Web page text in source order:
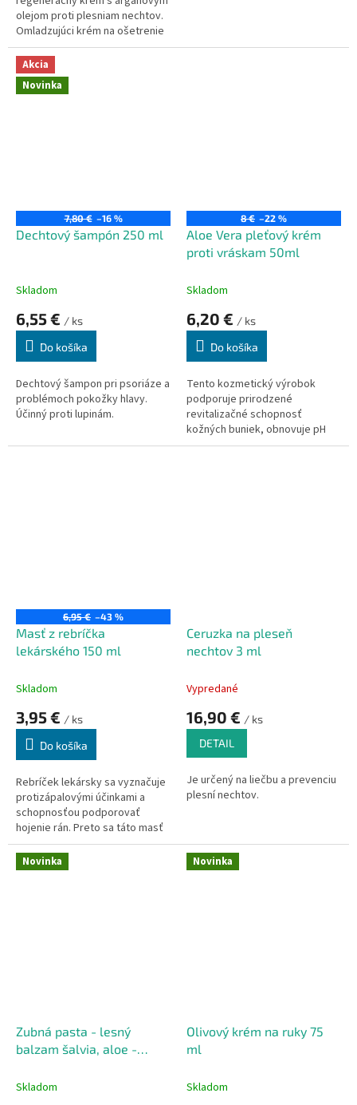
olejom proti plesniam nechtov.
Omladzujúci krém na ošetrenie
suchej a popraskanej pokožky
rúk. Arganový olej je bohatý na
nenasýtené mastné kyseliny,
vitamíny E, A a F.
Akcia
Novinka
7,80 € –16 %
Dechtový šampón 250 ml
Skladom
6,55 € / ks
Do košíka
Dechtový šampon pri psoriáze a
problémoch pokožky hlavy.
Účinný proti lupinám.
8 € –22 %
Aloe Vera pleťový krém
proti vráskam 50ml
Skladom
6,20 € / ks
Do košíka
Tento kozmetický výrobok
podporuje prirodzené
revitalizačné schopnosť
kožných buniek, obnovuje pH
rovnováhu pokožky. Po použití
6,95 € –43 %
Masť z rebríčka
lekárského 150 ml
Skladom
3,95 € / ks
Do košíka
Rebríček lekársky sa vyznačuje
protizápalovými účinkami a
schopnosťou podporovať
hojenie rán. Preto sa táto masť
skvele osvedčí pri aplikácii na
popraskanú kožu, napr. na
hlboko popraskané päty či ruky,
Ceruzka na pleseň
nechtov 3 ml
Vypredané
16,90 € / ks
DETAIL
Je určený na liečbu a prevenciu
plesní nechtov.
Novinka
Zubná pasta - lesný
balzam šalvia, aloe -
Skladom
Novinka
Olivový krém na ruky 75
ml
Skladom